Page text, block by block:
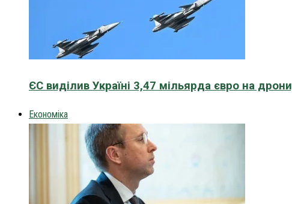
ЄС виділив Україні 3,47 мільярда євро на
Економіка